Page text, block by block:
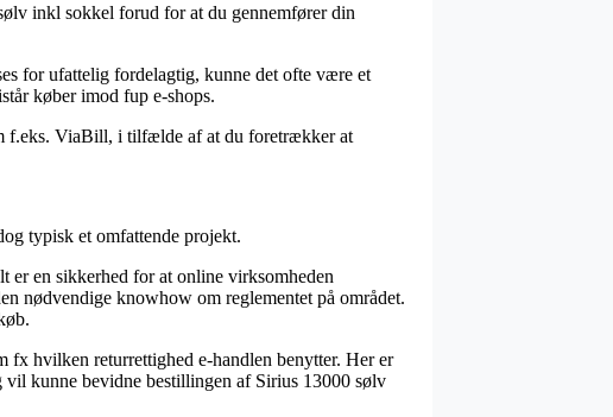
inkl sokkel forud for at du gennemfører din
for ufattelig fordelagtig, kunne det ofte være et
køber imod fup e-shops.
f.eks. ViaBill, i tilfælde af at du foretrækker at
typisk et omfattende projekt.
er en sikkerhed for at online virksomheden
nødvendige knowhow om reglementet på området.
fx hvilken returrettighed e-handlen benytter. Her er
vil kunne bevidne bestillingen af Sirius 13000 sølv